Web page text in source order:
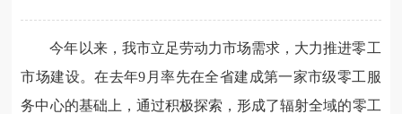
今年以来，我市立足劳动力市场需求，大力推进零工
市场建设。在去年9月率先在全省建成第一家市级零工服
务中心的基础上，通过积极探索，形成了辐射全域的零工